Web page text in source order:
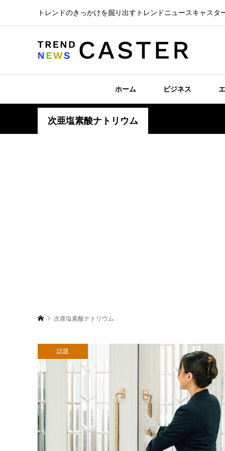
トレンドのきっかけを掘り出すトレンドニュースキャスタ
ホーム ビジネス
次亜塩素酸ナトリウム
次亜塩素酸ナトリウム
話題